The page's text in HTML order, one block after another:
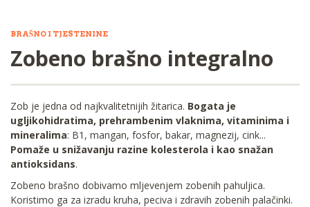
BRAŠNO I TJESTENINE
Zobeno brašno integralno
Zob je jedna od najkvalitetnijih žitarica. Bogata je
ugljikohidratima, prehrambenim vlaknima, vitaminima i
mineralima: B1, mangan, fosfor, bakar, magnezij, cink...
Pomaže u snižavanju razine kolesterola i kao snažan
antioksidans.
Zobeno brašno dobivamo mljevenjem zobenih pahuljica.
Koristimo ga za izradu kruha, peciva i zdravih zobenih palačinki.